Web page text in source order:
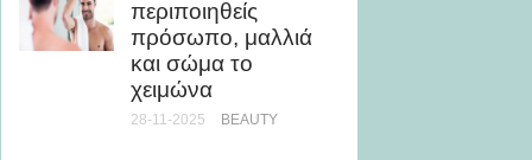
περιποιηθείς
πρόσωπο, μαλλιά
και σώμα το
χειμώνα
28-11-2025 BEAUTY